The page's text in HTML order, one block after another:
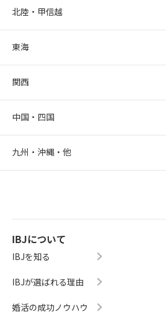
北陸・甲信越
東海
関西
中国・四国
九州・沖縄・他
IBJについて
IBJを知る
IBJが選ばれる理由
婚活の成功ノウハウ